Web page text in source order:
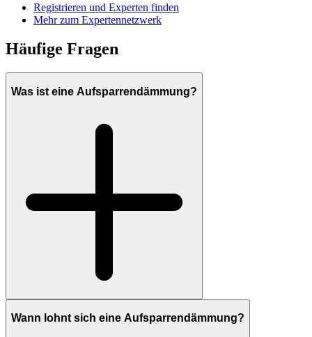
Registrieren und Experten finden
Mehr zum Expertennetzwerk
Häufige Fragen
Was ist eine Aufsparrendämmung?
Wann lohnt sich eine Aufsparrendämmung?